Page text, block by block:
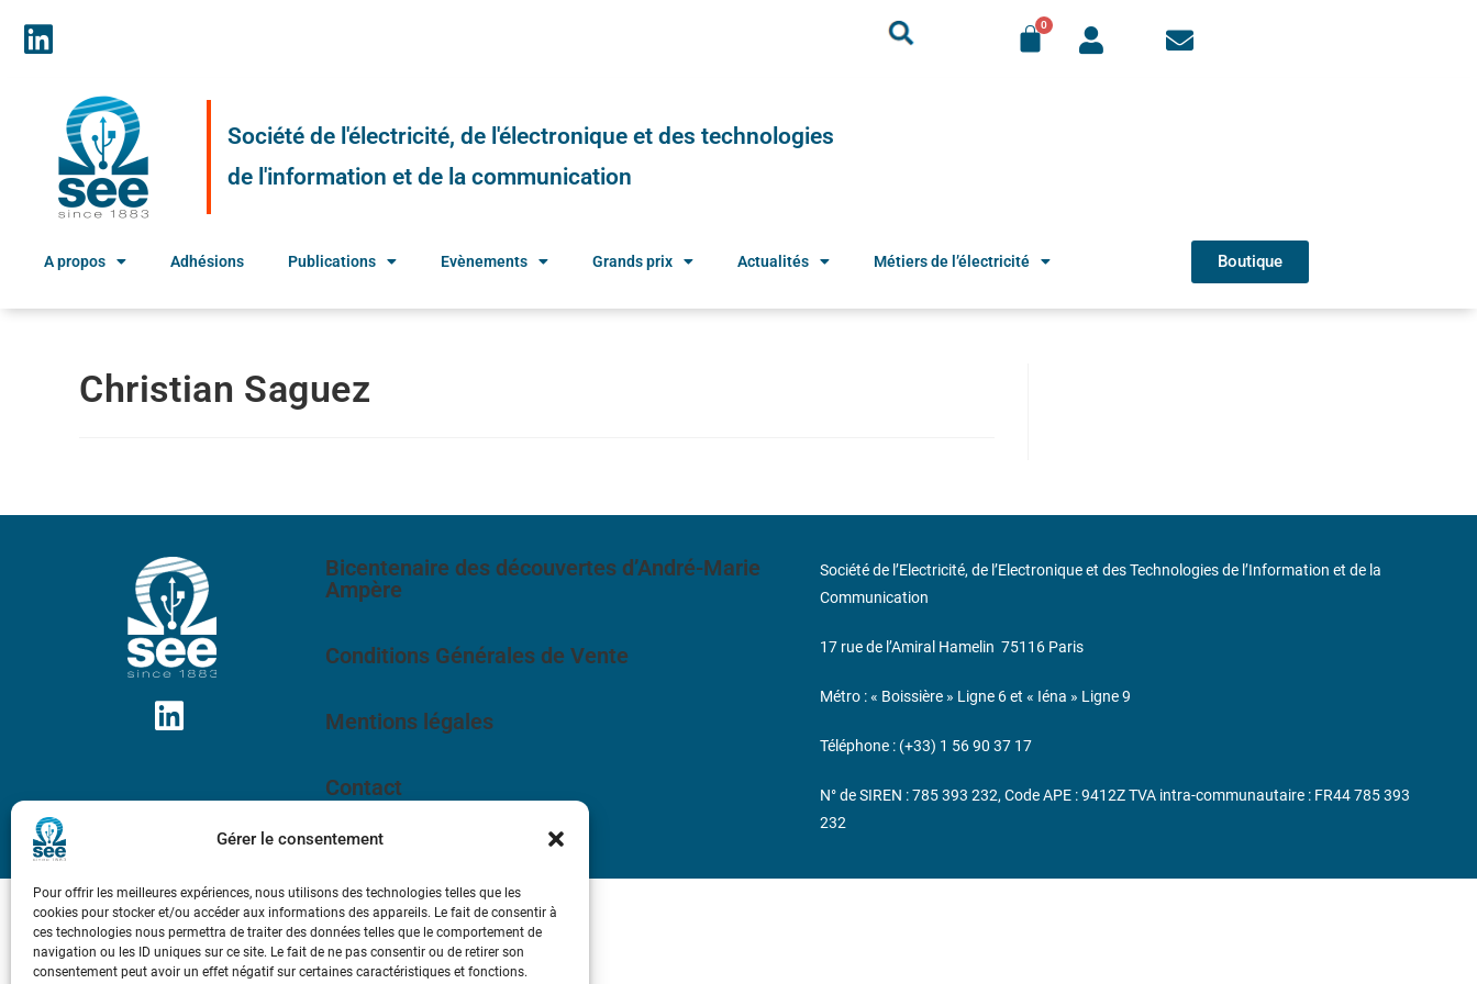
Gérer le consentement
Pour offrir les meilleures expériences, nous utilisons des technologies telles que les
cookies pour stocker et/ou accéder aux informations des appareils. Le fait de consentir à
ces technologies nous permettra de traiter des données telles que le comportement de
navigation ou les ID uniques sur ce site. Le fait de ne pas consentir ou de retirer son
consentement peut avoir un effet négatif sur certaines caractéristiques et fonctions.
Société de l'électricité, de l'électronique et des technologies
de l'information et de la communication
A propos Adhésions Publications Evènements Grands prix Actualités Métiers de l’électricité Boutique
Christian Saguez
Bicentenaire des découvertes d’André-Marie
Ampère
Conditions Générales de Vente
Mentions légales
Contact
Société de l’Electricité, de l’Electronique et des Technologies de l’Information et de la
Communication
17 rue de l’Amiral Hamelin 75116 Paris
Métro : « Boissière » Ligne 6 et « Iéna » Ligne 9
Téléphone : (+33) 1 56 90 37 17
N° de SIREN : 785 393 232, Code APE : 9412Z TVA intra-communautaire : FR44 785 393
232